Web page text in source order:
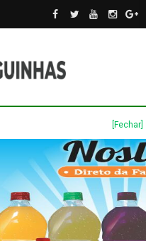
PARCEIROS - SÓ É LEMBRADO